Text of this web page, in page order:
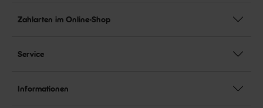
Zahlarten im Online-Shop
Service
Informationen